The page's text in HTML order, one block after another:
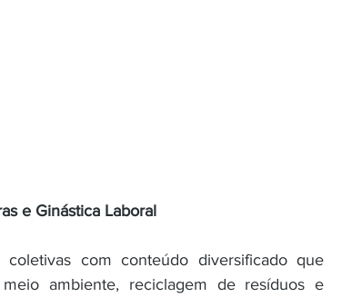
e Ginástica Laboral
com conteúdo diversificado que
ambiente, reciclagem de resíduos e